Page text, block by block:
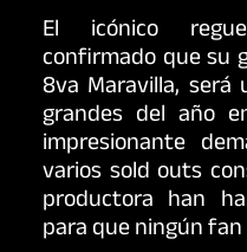
El icónico
confirmado que su
8va Maravilla,
grandes del año
impresionante
varios sold outs
productora han
para que ningún